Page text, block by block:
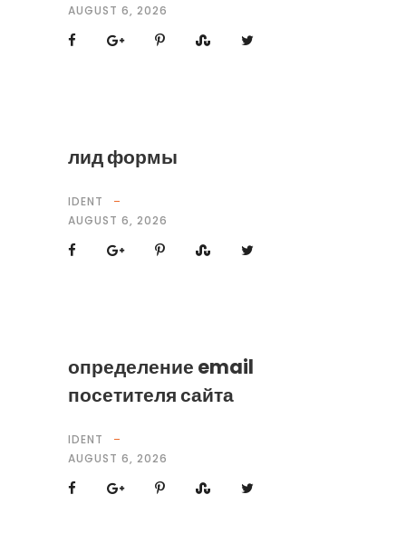
AUGUST 6, 2026
лид формы
IDENT
AUGUST 6, 2026
определение email
посетителя сайта
IDENT
AUGUST 6, 2026